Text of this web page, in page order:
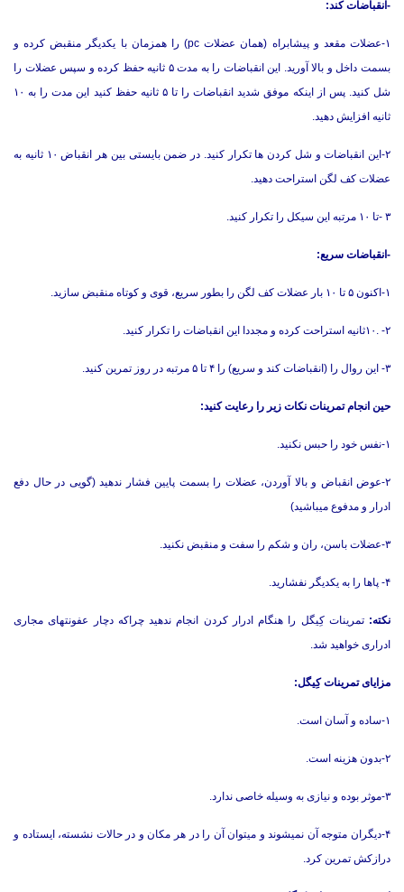
-انقباضات کند:
۱-عضلات مقعد و پیشابراه (همان عضلات pc) را همزمان با یکدیگر منقبض کرده و
بسمت داخل و بالا آورید. این انقباضات را به مدت ۵ ثانیه حفظ کرده و سپس عضلات را
شل کنید. پس از اینکه موفق شدید انقباضات را تا ۵ ثانیه حفظ کنید این مدت را به ۱۰
ثانیه افزایش دهید.
۲-این انقباضات و شل کردن ها تکرار کنید. در ضمن بایستی بین هر انقباض ۱۰ ثانیه به
عضلات کف لگن استراحت دهید.
۳ -تا ۱۰ مرتبه این سیکل را تکرار کنید.
-انقباضات سریع:
۱-اکنون ۵ تا ۱۰ بار عضلات کف لگن را بطور سریع، قوی و کوتاه منقبض سازید.
۲- .۱۰ثانیه استراحت کرده و مجددا این انقباضات را تکرار کنید.
۳- این روال را (انقباضات کند و سریع) را ۴ تا ۵ مرتبه در روز تمرین کنید.
حین انجام تمرینات نکات زیر را رعایت کنید:
۱-نفس خود را حبس نکنید.
۲-عوض انقباض و بالا آوردن، عضلات را بسمت پایین فشار ندهید (گویی در حال دفع
ادرار و مدفوع میباشید)
۳-عضلات باسن، ران و شکم را سفت و منقبض نکنید.
۴- پاها را به یکدیگر نفشارید.
نکته: تمرینات کِیگل را هنگام ادرار کردن انجام ندهید چراکه دچار عفونتهای مجاری
ادراری خواهید شد.
مزایای تمرینات کِیگل:
۱-ساده و آسان است.
۲-بدون هزینه است.
۳-موثر بوده و نیازی به وسیله خاصی ندارد.
۴-دیگران متوجه آن نمیشوند و میتوان آن را در هر مکان و در حالات نشسته، ایستاده و
درازکش تمرین کرد.